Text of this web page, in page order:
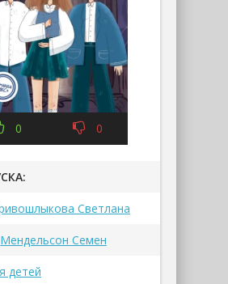
0 0
Светлана
Мендельсон Семен
детей